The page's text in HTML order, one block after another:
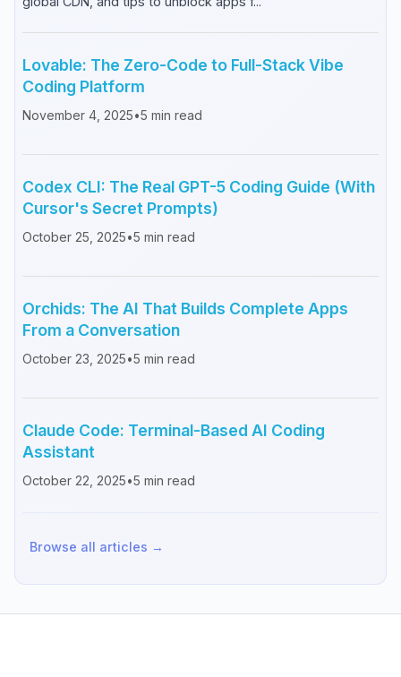
Lovable: The Zero-Code to Full-Stack Vibe
Coding Platform
November 4, 2025•5 min read
Codex CLI: The Real GPT-5 Coding Guide (With
Cursor's Secret Prompts)
October 25, 2025•5 min read
Orchids: The AI That Builds Complete Apps
From a Conversation
October 23, 2025•5 min read
Claude Code: Terminal-Based AI Coding
Assistant
October 22, 2025•5 min read
Browse all articles →